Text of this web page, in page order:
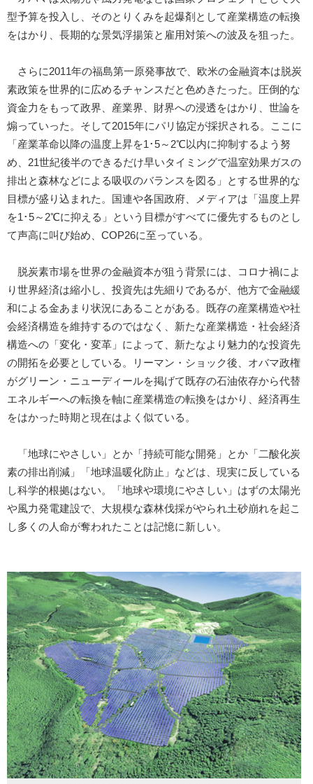
型予算を投入し、そのとりくみを起爆剤として産業構造の転換
をはかり、長期的な景気浮揚策と雇用対策への波及を狙った。
さらに2011年の福島第一原発事故で、欧米の金融資本は脱炭
素政策を世界的に広めるチャンスだと色めきたった。圧倒的な
資金力をもって政界、産業界、財界への浸透をはかり、世論を
煽っていった。そして2015年にパリ協定が採択される。ここに
「産業革命以降の温度上昇を1･5～2℃以内に抑制するよう努
め、21世紀後半のできるだけ早いタイミングで温室効果ガスの
排出と森林などによる吸収のバランスを図る」とする世界的な
目標が盛り込まれた。国連や各国政府、メディアは「温度上昇
を1･5～2℃に抑える」という目標がすべてに優先するものとし
て声高に叫び始め、COP26に至っている。
脱炭素市場を世界の金融資本が狙う背景には、コロナ禍によ
り世界経済は縮小し、投資先は先細りであるが、他方で金融緩
和による金あまり状況にあることがある。既存の産業構造や社
会経済構造を維持するのではなく、新たな産業構造・社会経済
構造への「変化・変革」によって、新たなより魅力的な投資先
の開拓を必要としている。リーマン・ショック後、オバマ政権
がグリーン・ニューディールを掲げて既存の石油依存から代替
エネルギーへの転換を軸に産業構造の転換をはかり、経済再生
をはかった時期と現在はよく似ている。
「地球にやさしい」とか「持続可能な開発」とか「二酸化炭
素の排出削減」「地球温暖化防止」などは、現実に反している
し科学的根拠はない。「地球や環境にやさしい」はずの太陽光
や風力発電建設で、大規模な森林伐採がやられ土砂崩れを起こ
し多くの人命が奪われたことは記憶に新しい。